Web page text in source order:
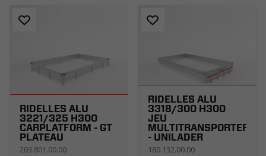
RIDELLES ALU
3221/325 H300
CARPLATFORM - GT
PLATEAU
203.801.00.00
RIDELLES ALU
3318/300 H300
JEU
MULTITRANSPORTER
- UNILADER
180.132.00.00